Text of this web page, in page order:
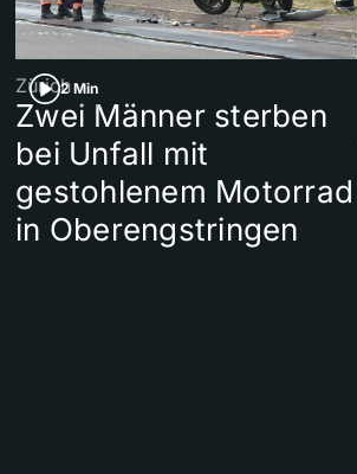
2 Min
Zürich
Zwei Männer sterben
bei Unfall mit
gestohlenem Motorrad
in Oberengstringen